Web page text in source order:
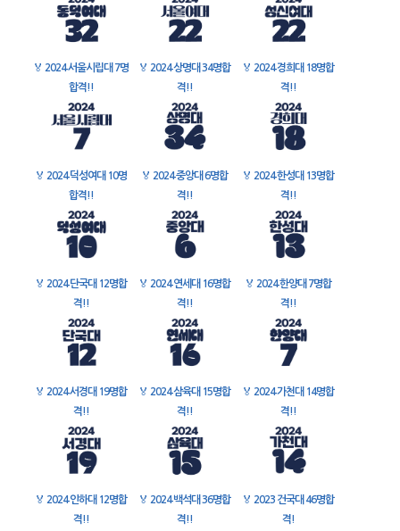
🏅 2024 서울시립대 7명
합격!!
🏅 2024 상명대 34명합
격!!
🏅 2024 경희대 18명합
격!!
🏅 2024 덕성여대 10명
합격!!
🏅 2024 중앙대 6명합
격!!
🏅 2024 한성대 13명합
격!!
🏅 2024 단국대 12명합
격!!
🏅 2024 연세대 16명합
격!!
🏅 2024 한양대 7명합
격!!
🏅 2024 서경대 19명합
격!!
🏅 2024 삼육대 15명합
격!!
🏅 2024 가천대 14명합
격!!
🏅 2024 인하대 12명합
격!!
🏅 2024 백석대 36명합
격!!
🏅 2023 건국대 46명합
격!